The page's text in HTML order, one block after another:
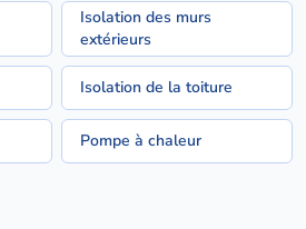
Isolation des murs
extérieurs
Isolation de la toiture
Pompe à chaleur